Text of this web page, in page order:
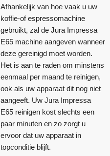
Afhankelijk van hoe vaak u uw
koffie-of espressomachine
gebruikt, zal de Jura Impressa
E65 machine aangeven wanneer
deze gereinigd moet worden.
Het is aan te raden om minstens
eenmaal per maand te reinigen,
ook als uw apparaat dit nog niet
aangeeft. Uw Jura Impressa
E65 reinigen kost slechts een
paar minuten en zo zorgt u
ervoor dat uw apparaat in
topconditie blijft.